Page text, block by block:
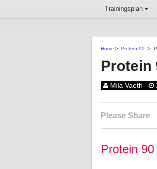
Trainingsplan
Home > Protein 90 >
Protein
Mila Vaeth
Please Share
Protein